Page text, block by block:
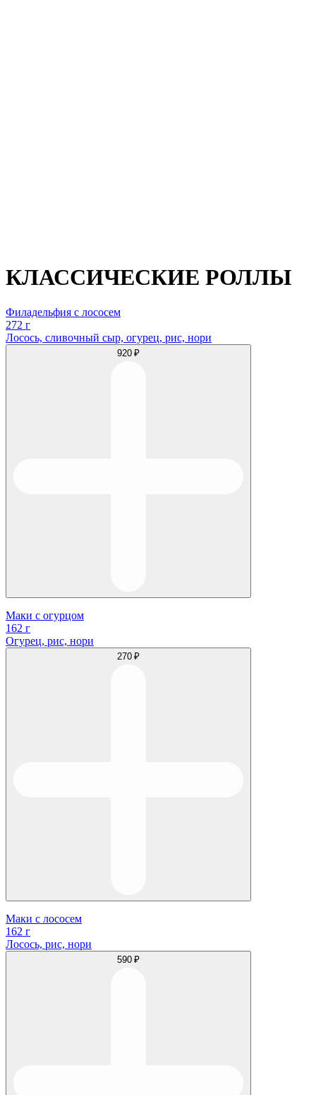
КЛАССИЧЕСКИЕ РОЛЛЫ
Филадельфия с лососем
272 г
Лосось, сливочный сыр, огурец, рис, нори
920 ₽
Маки с огурцом
162 г
Огурец, рис, нори
270 ₽
Маки с лососем
162 г
Лосось, рис, нори
590 ₽